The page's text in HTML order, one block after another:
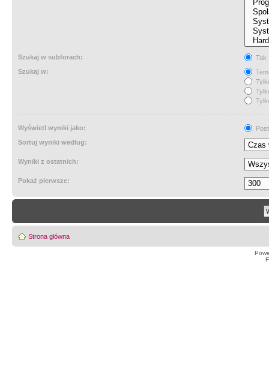
Szukaj w subforach:
Tak
Szukaj w:
Wyświetl wyniki jako:
Sortuj wyniki według:
Wyniki z ostatnich:
Pokaż pierwsze:
Strona główna